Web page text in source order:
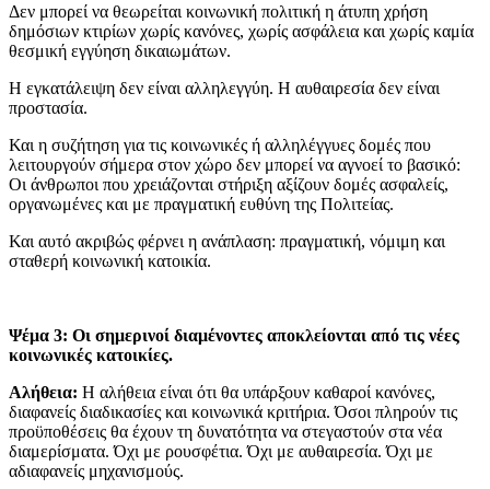
Δεν μπορεί να θεωρείται κοινωνική πολιτική η άτυπη χρήση
δημόσιων κτιρίων χωρίς κανόνες, χωρίς ασφάλεια και χωρίς καμία
θεσμική εγγύηση δικαιωμάτων.
Η εγκατάλειψη δεν είναι αλληλεγγύη. Η αυθαιρεσία δεν είναι
προστασία.
Και η συζήτηση για τις κοινωνικές ή αλληλέγγυες δομές που
λειτουργούν σήμερα στον χώρο δεν μπορεί να αγνοεί το βασικό:
Οι άνθρωποι που χρειάζονται στήριξη αξίζουν δομές ασφαλείς,
οργανωμένες και με πραγματική ευθύνη της Πολιτείας.
Και αυτό ακριβώς φέρνει η ανάπλαση: πραγματική, νόμιμη και
σταθερή κοινωνική κατοικία.
Ψέμα 3: Οι σημερινοί διαμένοντες αποκλείονται από τις νέες
κοινωνικές κατοικίες.
Αλήθεια: Η αλήθεια είναι ότι θα υπάρξουν καθαροί κανόνες,
διαφανείς διαδικασίες και κοινωνικά κριτήρια. Όσοι πληρούν τις
προϋποθέσεις θα έχουν τη δυνατότητα να στεγαστούν στα νέα
διαμερίσματα. Όχι με ρουσφέτια. Όχι με αυθαιρεσία. Όχι με
αδιαφανείς μηχανισμούς.